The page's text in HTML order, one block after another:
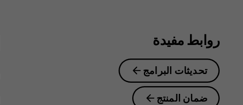
روابط مفيدة
تحديثات البرامج
ضمان المنتج